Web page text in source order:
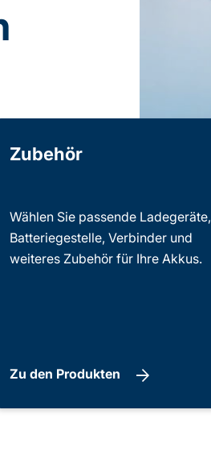
Zubehör
Wählen Sie passende Ladegeräte,
Batteriegestelle, Verbinder und
weiteres Zubehör für Ihre Akkus.
Zu den Produkten